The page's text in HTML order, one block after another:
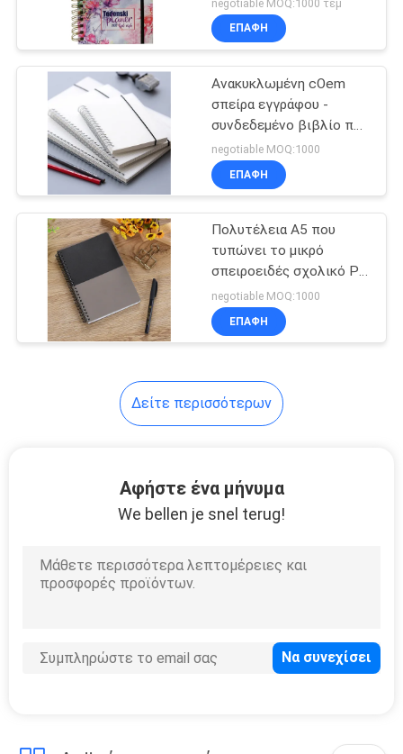
εκτύπωσης βιβλίων
negotiable MOQ:1000 τεμ
ΕΠΑΦΉ
Ανακυκλωμένη cOem
σπείρα εγγράφου -
συνδεδεμένο βιβλίο που
τυπώνει το
μετακινούμενο άσπρο
σπειροειδές
negotiable MOQ:1000
ΕΠΑΦΉ
Πολυτέλεια A5 που
τυπώνει το μικρό
σπειροειδές σχολικό PP
ημερολόγιο σχεδίου
συνήθειας
σημειωματάριων
negotiable MOQ:1000
ΕΠΑΦΉ
Δείτε περισσότερων
Αφήστε ένα μήνυμα
We bellen je snel terug!